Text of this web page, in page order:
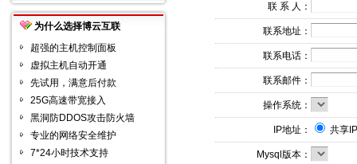
为什么选择博云互联
超强的主机控制面板
虚拟主机自动开通
先试用，满意后付款
25G高速带宽接入
黑洞防DDOS攻击防火墙
专业的网络安全维护
7*24小时技术支持
联 系 人：
联系地址：
联系电话：
联系邮件：
操作系统：
IP地址： 共享IP
Mysql版本：